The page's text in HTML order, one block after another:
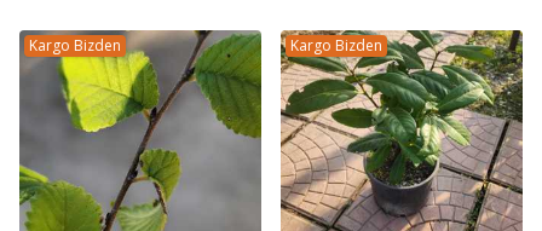
Kargo Bizden Kargo Bizden